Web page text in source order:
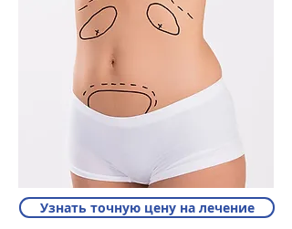
Узнать точную цену на лечение